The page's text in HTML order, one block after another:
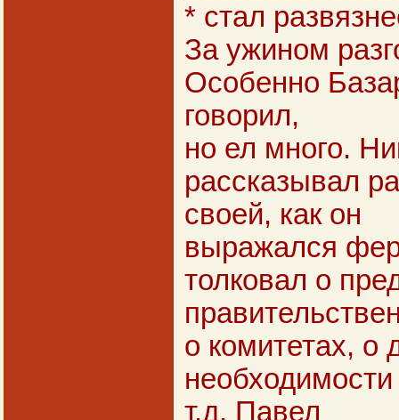
* стал
За ужином
Особенно
говорил,
но ел много.
рассказывал
своей, как он
выражался
толковал о
о комитетах, о
т.д. Павел